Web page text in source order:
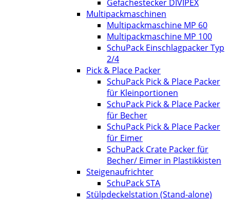
Gefachestecker DIVIPEX
Multipackmaschinen
Multipackmaschine MP 60
Multipackmaschine MP 100
SchuPack Einschlagpacker Typ
2/4
Pick & Place Packer
SchuPack Pick & Place Packer
für Kleinportionen
SchuPack Pick & Place Packer
für Becher
SchuPack Pick & Place Packer
für Eimer
SchuPack Crate Packer für
Becher/ Eimer in Plastikkisten
Steigenaufrichter
SchuPack STA
Stülpdeckelstation (Stand-alone)